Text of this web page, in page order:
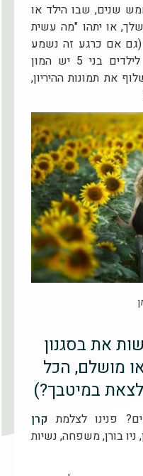
שנים, שבו הילד או
או יתהו "מה עשית
אם כרגע זה נשמע
לך כמו מדע בדיוני, תתכונני, לילדים בני 5 יש המון
את תמונות ההיריון,
לעשות את בסגנון
מושלם, הכל
במיטבך?)
פנינו לצלמת קרן
ניו בורן, משפחה, נשיות